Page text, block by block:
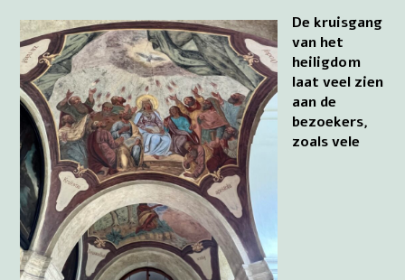
De kruisgang
van het
heiligdom
laat veel zien
aan de
bezoekers,
zoals vele